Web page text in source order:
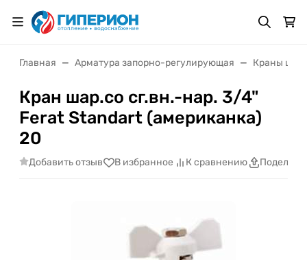
Главная Арматура запорно-регулирующая Краны
Кран шар.со сг.вн.-нар. 3/4"
Ferat Standart (американка)
20
Добавить отзыв В избранное К сравнению